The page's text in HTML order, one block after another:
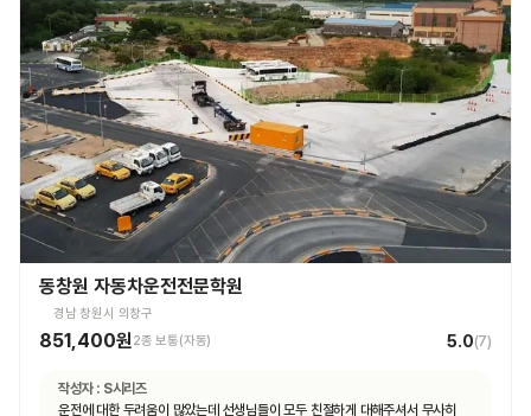
동창원 자동차운전전문학원
경남 창원시 의창구
851,400원2종 보통(자동) 5.0(7)
작성자 : S시리즈
운전에 대한 두려움이 많았는데 선생님들이 모두 친절하게 대해주셔서 무사히